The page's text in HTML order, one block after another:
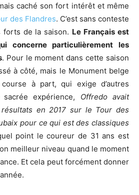
caché son fort intérêt et même
des Flandres. C’est sans conteste
forts de la saison. Le Français est
concerne particulièrement les
. Pour le moment dans cette saison
à côté, mais le Monument belge
à part, qui exige d’autres
expérience, Offredo avait
en 2017 sur le Tour des
pour ce qui est des classiques
point le coureur de 31 ans est
meilleur niveau quand le moment
Et cela peut forcément donner